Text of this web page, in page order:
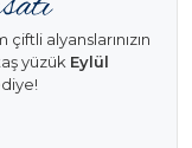
çiftli alyanslarınızın
yüzük Eylül